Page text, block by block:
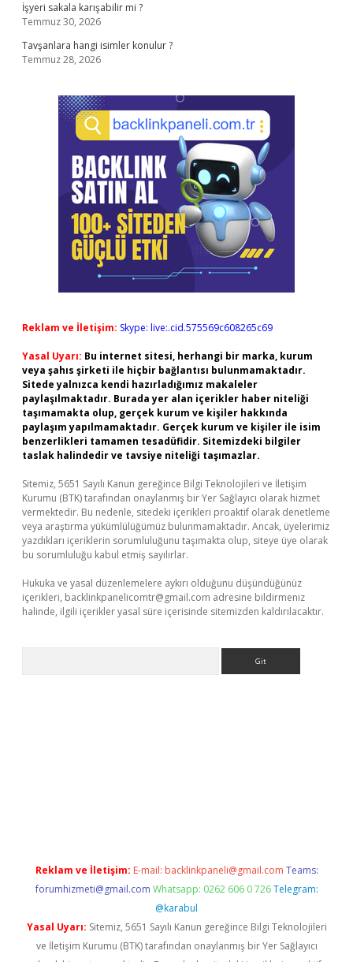
İşyeri sakala karışabilir mi ?
Temmuz 30, 2026
Tavşanlara hangi isimler konulur ?
Temmuz 28, 2026
Reklam ve İletişim: Skype: live:.cid.575569c608265c69
Yasal Uyarı: Bu internet sitesi, herhangi bir marka, kurum
veya şahıs şirketi ile hiçbir bağlantısı bulunmamaktadır.
Sitede yalnızca kendi hazırladığımız makaleler
paylaşılmaktadır. Burada yer alan içerikler haber niteliği
taşımamakta olup, gerçek kurum ve kişiler hakkında
paylaşım yapılmamaktadır. Gerçek kurum ve kişiler ile isim
benzerlikleri tamamen tesadüfidir. Sitemizdeki bilgiler
taslak halindedir ve tavsiye niteliği taşımazlar.
Sitemiz, 5651 Sayılı Kanun gereğince Bilgi Teknolojileri ve İletişim
Kurumu (BTK) tarafından onaylanmış bir Yer Sağlayıcı olarak hizmet
vermektedir. Bu nedenle, sitedeki içerikleri proaktif olarak denetleme
veya araştırma yükümlülüğümüz bulunmamaktadır. Ancak, üyelerimiz
yazdıkları içeriklerin sorumluluğunu taşımakta olup, siteye üye olarak
bu sorumluluğu kabul etmiş sayılırlar.
Hukuka ve yasal düzenlemelere aykırı olduğunu düşündüğünüz
içerikleri, backlinkpanelicomtr@gmail.com adresine bildirmeniz
halinde, ilgili içerikler yasal süre içerisinde sitemizden kaldırılacaktır.
Reklam ve İletişim: E-mail: backlinkpaneli@gmail.com Teams:
forumhizmeti@gmail.com Whatsapp: 0262 606 0 726 Telegram:
@karabul
Yasal Uyarı: Sitemiz, 5651 Sayılı Kanun gereğince Bilgi Teknolojileri
ve İletişim Kurumu (BTK) tarafından onaylanmış bir Yer Sağlayıcı